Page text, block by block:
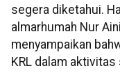
segera diketahui.
almarhumah Nur
menyampaikan
KRL dalam aktivitas